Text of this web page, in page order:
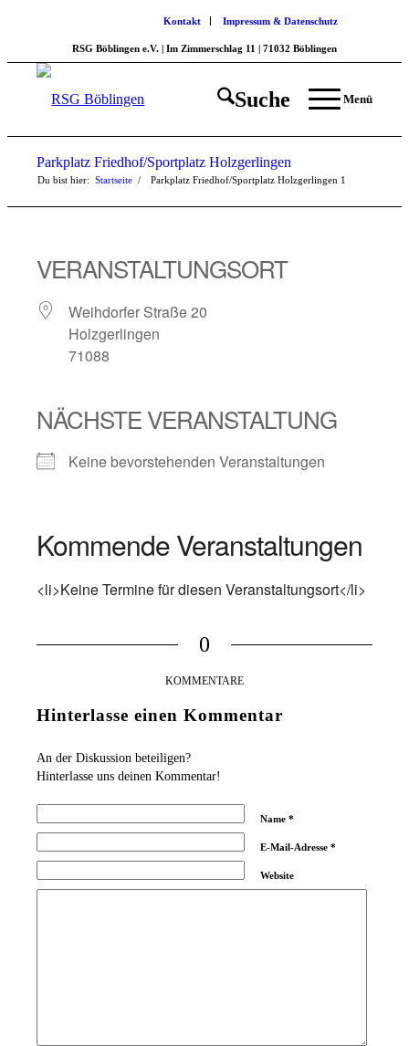
Kontakt Impressum & Datenschutz
RSG Böblingen e.V. | Im Zimmerschlag 11 | 71032 Böblingen
Suche Menü
Parkplatz Friedhof/Sportplatz Holzgerlingen
Du bist hier: Startseite 1
/ Parkplatz Friedhof/Sportplatz Holzgerlingen
VERANSTALTUNGSORT
Weihdorfer Straße 20
Holzgerlingen
71088
NÄCHSTE VERANSTALTUNG
Keine bevorstehenden Veranstaltungen
Kommende Veranstaltungen
<li>Keine Termine für diesen Veranstaltungsort</li>
0
KOMMENTARE
Hinterlasse einen Kommentar
An der Diskussion beteiligen?
Hinterlasse uns deinen Kommentar!
Name*
E-Mail-Adresse*
Website